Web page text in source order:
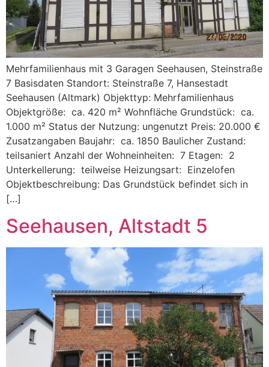
Mehrfamilienhaus mit 3 Garagen Seehausen, Steinstraße
7 Basisdaten Standort: Steinstraße 7, Hansestadt
Seehausen (Altmark) Objekttyp: Mehrfamilienhaus
Objektgröße: ca. 420 m² Wohnfläche Grundstück: ca.
1.000 m² Status der Nutzung: ungenutzt Preis: 20.000 €
Zusatzangaben Baujahr: ca. 1850 Baulicher Zustand:
teilsaniert Anzahl der Wohneinheiten: 7 Etagen: 2
Unterkellerung: teilweise Heizungsart: Einzelofen
Objektbeschreibung: Das Grundstück befindet sich in
[…]
Seehausen, Altstadt 5